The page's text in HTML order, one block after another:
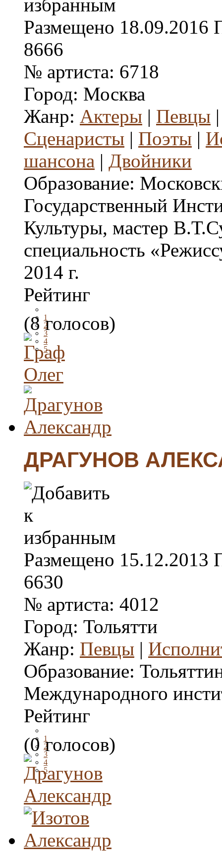
Размещено 18.09.2016
8666
№ артиста: 6718
Город: Москва
Жанр: Актеры | Певцы
Сценаристы | Поэты |
шансона | Двойники
Образование:
Государственный
Культуры, мастер
специальность
2014 г.
Рейтинг
1
2
3
4
5
(8 голосов)
ДРАГУНОВ
Размещено 15.12.2013
6630
№ артиста: 4012
Город: Тольятти
Жанр: Певцы |
Образование:
Международного
Рейтинг
1
2
3
4
5
(0 голосов)